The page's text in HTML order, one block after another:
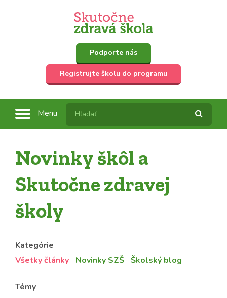
Podporte nás
Registrujte školu do programu
Menu
Novinky škôl a
Skutočne zdravej
školy
Kategórie
Všetky články
Novinky SZŠ Školský blog
Témy